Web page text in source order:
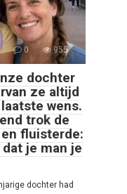
0 955
dochter
ze altijd
wens.
trok de
fluisterde:
je man je
dochter had